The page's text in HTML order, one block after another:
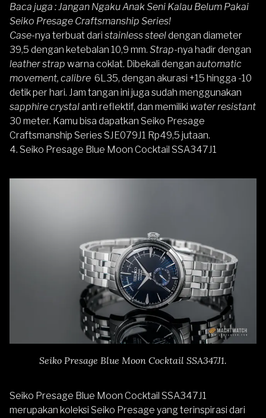
Baca juga :Jangan Ngaku Anak Seni Kalau Belum Pakai
Seiko Presage Craftsmanship Series!
Case-nya terbuat dari stainless steeldengan diameter
39,5 dengan ketebalan 10,9 mm. Strap-nya hadir dengan
leather strap warna coklat. Dibekali dengan automatic
movement, calibre 6L35, dengan akurasi +15 hingga -10
detik per hari. Jam tangan ini juga sudah menggunakan
sapphire crystalanti reflektif, dan memiliki water resistant
30 meter. Kamu bisa dapatkan Seiko Presage
Craftsmanship Series SJE079J1 Rp49,5 jutaan.
4. Seiko Presage Blue Moon Cocktail SSA347J1
Seiko Presage Blue Moon Cocktail SSA347J1.
Seiko Presage Blue Moon Cocktail SSA347J1
merupakan koleksi Seiko Presage yang terinspirasi dari